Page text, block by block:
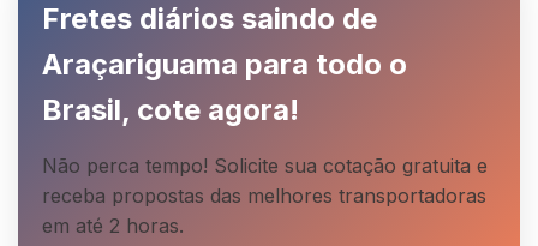
Fretes diários saindo de
Araçariguama para todo o
Brasil, cote agora!
Não perca tempo! Solicite sua cotação gratuita e
receba propostas das melhores transportadoras
em até 2 horas.